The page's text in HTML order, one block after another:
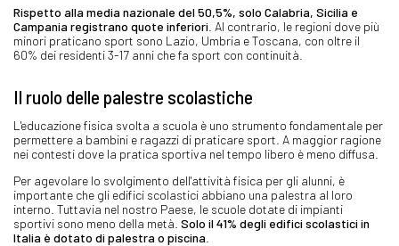
Rispetto alla media nazionale del 50,5%, solo Calabria, Sicilia e
Campania registrano quote inferiori . Al contrario, le regioni dove più
minori praticano sport sono Lazio, Umbria e Toscana, con oltre il
60% dei residenti 3-17 anni che fa sport con continuità.
Il ruolo delle palestre scolastiche
L'educazione fisica svolta a scuola è uno strumento fondamentale per
permettere a bambini e ragazzi di praticare sport. A maggior ragione
nei contesti dove la pratica sportiva nel tempo libero è meno diffusa.
Per agevolare lo svolgimento dell'attività fisica per gli alunni, è
importante che gli edifici scolastici abbiano una palestra al loro
interno. Tuttavia nel nostro Paese, le scuole dotate di impianti
sportivi sono meno della metà. Solo il 41% degli edifici scolastici in
Italia è dotato di palestra o piscina